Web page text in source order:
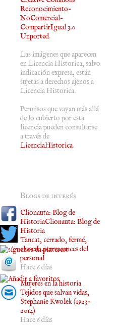
Reconocimiento-
NoComercial-
CompartirIgual 3.0
Unported.
Las imágenes que aparecen
en Licencia Historica, salvo
indicación expresa, están
sujetas a derechos ajenos a
Licencia Historica.
Permisos que vayan más allá
de lo cubierto por esta
licencia pueden consultarse
a través de
LicenciaHistorica.
Blogs de interés
Clionauta: Blog de
HistoriaClionauta: Blog de
Historia
Tancat, cerrado, fermé,
closed…per vacances del
personal
Hace 6 días
Mujeres en la historia
Tejidos que salvan vidas,
Stephanie Kwolek (1923-
2014)
Hace 6 días